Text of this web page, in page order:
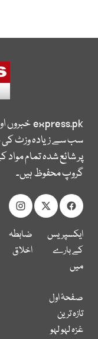
express.pkخبروں
سب سے زیادہ وزٹ
پر شائع شدہ تمام
گروپ محفوظ ہیں۔
ایکسپریس
کے بارے
میں
ضابطہ
اخلاق
صفحۂ اول
تازہ ترین
غزہ لہو لہو